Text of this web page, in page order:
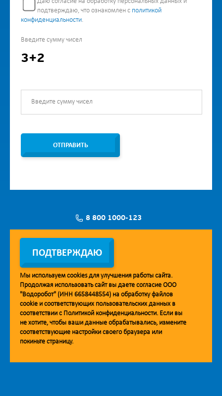
подтверждаю, что ознакомлен с политикой
конфиденциальности.
Введите сумму чисел
3+2
ОТПРАВИТЬ
8 800 1000-123
Заявка на установку
Мобильное приложение Vodorobot
ПОДТВЕРЖДАЮ
Мы используем cookiesдля улучшения работы сайта.
Продолжая использовать сайт вы даете согласие ООО
"Водоробот" (ИНН 6658448554) на обработку файлов
cookie и соответствующих пользовательских данных в
соответствии с Политикой конфиденциальности. Если вы
не хотите, чтобы ваши данные обрабатывались, измените
соответствующие настройки своего браузера или
покиньте страницу.